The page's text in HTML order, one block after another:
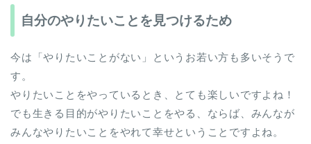
自分のやりたいことを見つけるため
今は「やりたいことがない」というお若い方も多いそうで
す。
やりたいことをやっているとき、とても楽しいですよね！
でも生きる目的がやりたいことをやる、ならば、みんなが
みんなやりたいことをやれて幸せということですよね。